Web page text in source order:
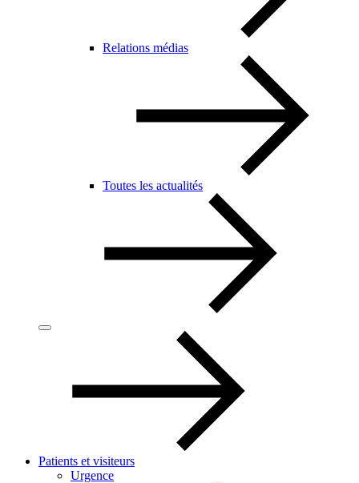
Relations médias
Toutes les actualités
Patients et visiteurs
Urgence